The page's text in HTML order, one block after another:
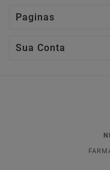
Paginas
Sua Conta